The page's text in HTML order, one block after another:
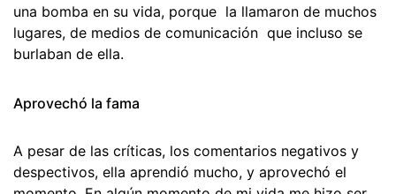
una bomba en su vida, porque la llamaron de muchos
lugares, de medios de comunicación que incluso se
burlaban de ella.
Aprovechó la fama
A pesar de las críticas, los comentarios negativos y
despectivos, ella aprendió mucho, y aprovechó el